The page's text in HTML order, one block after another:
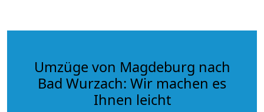
Umzüge von Magdeburg nach
Bad Wurzach: Wir machen es
Ihnen leicht